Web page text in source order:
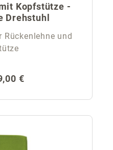
Kopfstütze -
Drehstuhl
Rückenlehne und
Preis:
€